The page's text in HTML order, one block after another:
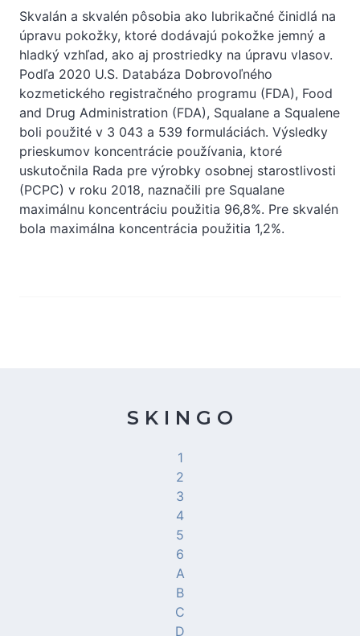
Skvalán a skvalén pôsobia ako lubrikačné činidlá na
úpravu pokožky, ktoré dodávajú pokožke jemný a
hladký vzhľad, ako aj prostriedky na úpravu vlasov.
Podľa 2020 U.S. Databáza Dobrovoľného
kozmetického registračného programu (FDA), Food
and Drug Administration (FDA), Squalane a Squalene
boli použité v 3 043 a 539 formuláciách. Výsledky
prieskumov koncentrácie používania, ktoré
uskutočnila Rada pre výrobky osobnej starostlivosti
(PCPC) v roku 2018, naznačili pre Squalane
maximálnu koncentráciu použitia 96,8%. Pre skvalén
bola maximálna koncentrácia použitia 1,2%.
S K I N G O
1
2
3
4
5
6
A
B
C
D